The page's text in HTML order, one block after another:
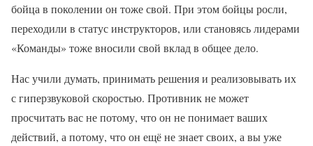
бойца в поколении он тоже свой. При этом бойцы росли,
переходили в статус инструкторов, или становясь лидерами
«Команды» тоже вносили свой вклад в общее дело.
Нас учили думать, принимать решения и реализовывать их
с гиперзвуковой скоростью. Противник не может
просчитать вас не потому, что он не понимает ваших
действий, а потому, что он ещё не знает своих, а вы уже